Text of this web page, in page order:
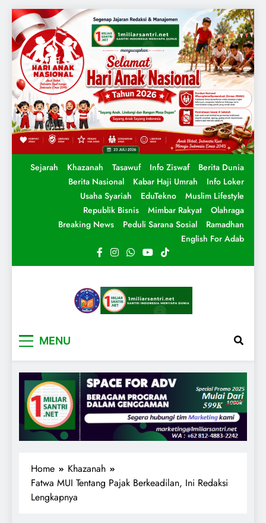
Sejarah Khazanah Tasawuf Info Ziswaf
Berita Dunia
Berita Nasional
Kabar Haji Umrah
Info Loker
Usaha Syariah
EduTekno
Muslim Lifestyle
Republik Bisnis
Mimbar Rakyat
Olahraga
Breaking News
Peduli Sarana Sosial
Ramadhan
English For Adab
MENU
Home
Khazanah
Fatwa MUI Tentang Pajak Berkeadilan, Ini Redaksi
Lengkapnya